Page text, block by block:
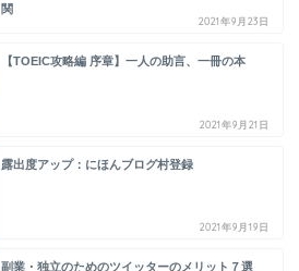
関
2021年9月23日
【TOEIC攻略編 序章】一人の助言、一冊の本
2021年9月21日
露出度アップ：にほんブログ村登録
2021年9月19日
副業・独立のためのツイッターのメリット７選